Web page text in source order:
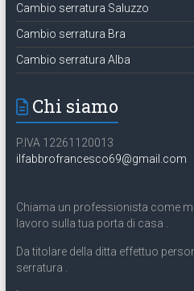
Cambio serratura Saluzzo
Cambio serratura Bra
Cambio serratura Alba
Chi siamo
P.IVA 12261120013
ilfabbrofrancesco69@gmail.com
Chiama un professionista come
lavoro sulla tua porta di casa .
Da titolare della ditta effettuo
serratura .